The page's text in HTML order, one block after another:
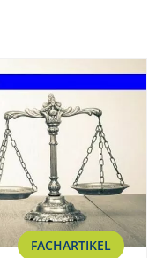
FACHARTIKEL